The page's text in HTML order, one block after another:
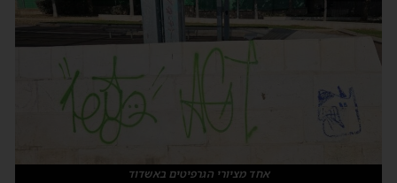
אחד מציורי הגרפיטים באשדוד